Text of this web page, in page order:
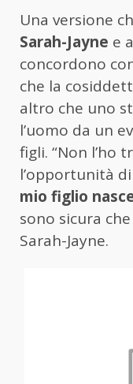
Una versione
Sarah-Jayne e
concordono
che la
altro che uno
l’uomo da un
figli. “Non l’ho
l’opportunità
mio figlio
sono sicura
Sarah-Jayne.